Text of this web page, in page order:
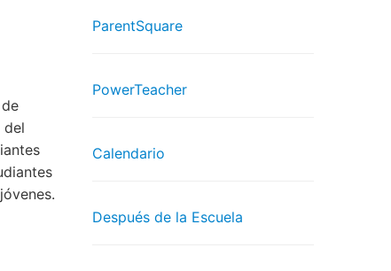
del
ParentSquare
PowerTeacher
Calendario
Después de la Escuela